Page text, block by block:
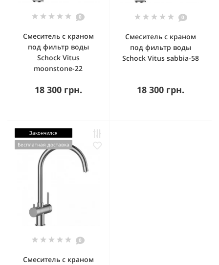
0
Смеситель с краном
под фильтр воды
Schock Vitus
moonstone-22
18 300 грн.
0
Смеситель с краном
под фильтр воды
Schock Vitus sabbia-58
18 300 грн.
Закончился
Бесплатная доставка
0
Смеситель с краном